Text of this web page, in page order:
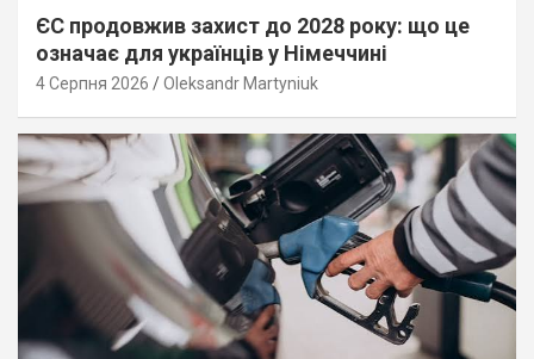
ЄС продовжив захист до 2028 року: що це
означає для українців у Німеччині
4 Серпня 2026 Oleksandr Martyniuk